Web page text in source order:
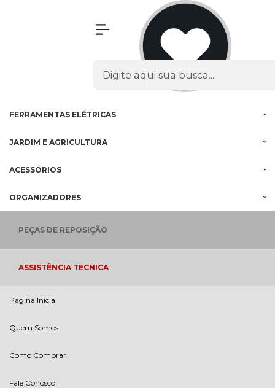
FERRAMENTAS ELÉTRICAS
JARDIM E AGRICULTURA
ACESSÓRIOS
ORGANIZADORES
PEÇAS DE REPOSIÇÃO
ASSISTÊNCIA TECNICA
Página Inicial
Quem Somos
Como Comprar
Fale Conosco